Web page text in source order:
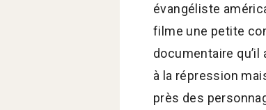
évangéliste
filme une petite
documentaire
à la répression
près des